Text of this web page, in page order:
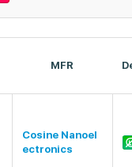
MFR
Cosine Nanoel
ectronics